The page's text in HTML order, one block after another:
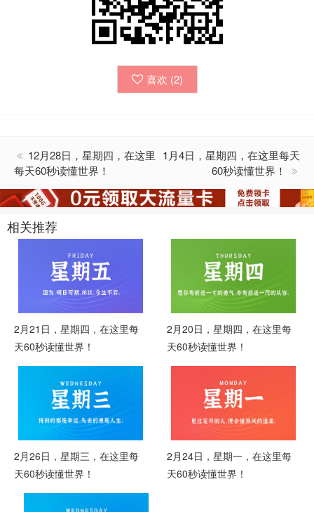
喜欢 (2)
12月28日，星期四，在这里
每天60秒读懂世界！
1月4日，星期四，在这里每天
60秒读懂世界！
相关推荐
2月21日，星期四，在这里每
天60秒读懂世界！
2月20日，星期四，在这里每
天60秒读懂世界！
2月26日，星期三，在这里每
天60秒读懂世界！
2月24日，星期一，在这里每
天60秒读懂世界！